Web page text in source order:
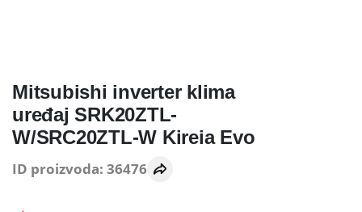
Mitsubishi inverter klima
uređaj SRK20ZTL-
W/SRC20ZTL-W Kireia Evo
ID proizvoda: 36476